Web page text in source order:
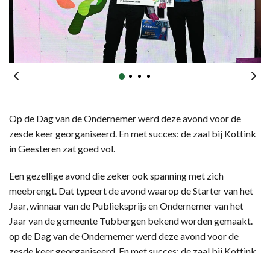
Op de Dag van de Ondernemer werd deze avond voor de
zesde keer georganiseerd. En met succes: de zaal bij Kottink
in Geesteren zat goed vol.
Een gezellige avond die zeker ook spanning met zich
meebrengt. Dat typeert de avond waarop de Starter van het
Jaar, winnaar van de Publieksprijs en Ondernemer van het
Jaar van de gemeente Tubbergen bekend worden gemaakt.
op de Dag van de Ondernemer werd deze avond voor de